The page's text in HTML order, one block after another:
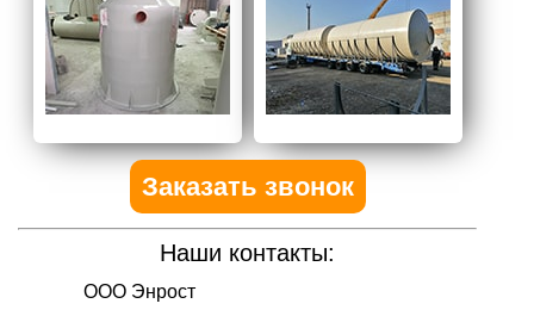
Заказать звонок
Наши контакты:
ООО Энрост